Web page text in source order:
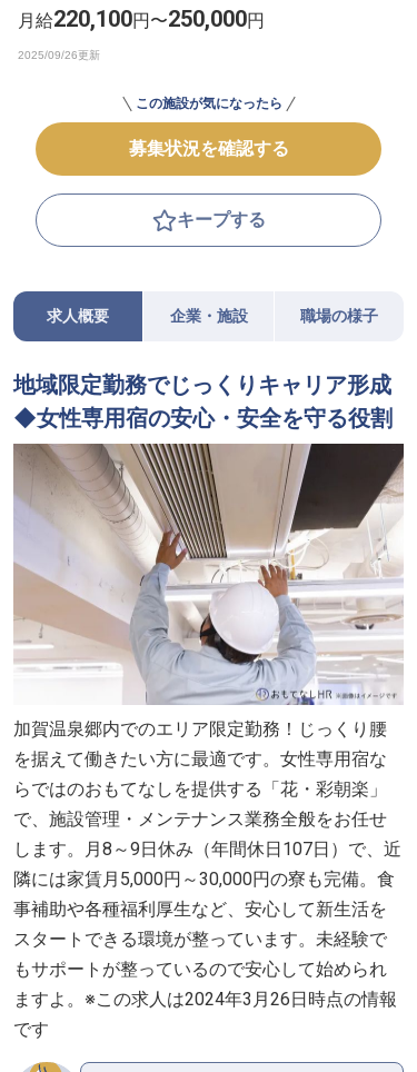
月給220,100円〜250,000円
この施設が気になったら
募集状況を確認する
キープする
求人概要 企業・施設 職場の様子
地域限定勤務でじっくりキャリア形成
◆女性専用宿の安心・安全を守る役割
加賀温泉郷内でのエリア限定勤務！じっくり腰
を据えて働きたい方に最適です。女性専用宿な
らではのおもてなしを提供する「花・彩朝楽」
で、施設管理・メンテナンス業務全般をお任せ
します。月8～9日休み（年間休日107日）で、近
隣には家賃月5,000円～30,000円の寮も完備。食
事補助や各種福利厚生など、安心して新生活を
スタートできる環境が整っています。未経験で
もサポートが整っているので安心して始められ
ますよ。※この求人は2024年3月26日時点の情報
です